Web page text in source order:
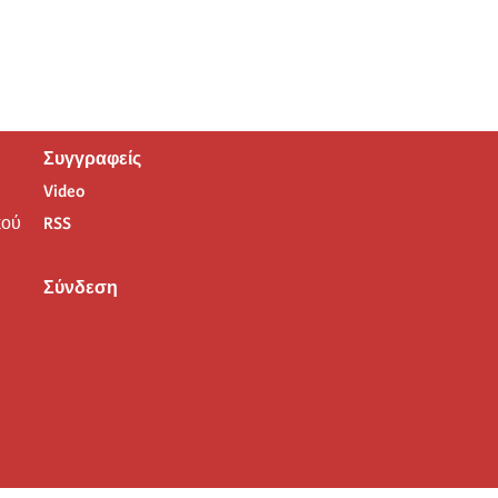
Συγγραφείς
Video
RSS
Σύνδεση